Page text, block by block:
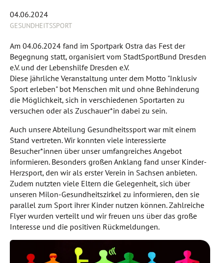
04.06.2024
GESUNDHEITSSPORT
Am 04.06.2024 fand im Sportpark Ostra das Fest der
Begegnung statt, organisiert vom StadtSportBund Dresden
e.V. und der Lebenshilfe Dresden e.V.
Diese jährliche Veranstaltung unter dem Motto "Inklusiv
Sport erleben" bot Menschen mit und ohne Behinderung
die Möglichkeit, sich in verschiedenen Sportarten zu
versuchen oder als Zuschauer*in dabei zu sein.
Auch unsere Abteilung Gesundheitssport war mit einem
Stand vertreten. Wir konnten viele interessierte
Besucher*innen über unser umfangreiches Angebot
informieren. Besonders großen Anklang fand unser Kinder-
Herzsport, den wir als erster Verein in Sachsen anbieten.
Zudem nutzten viele Eltern die Gelegenheit, sich über
unseren Milon-Gesundheitszirkel zu informieren, den sie
parallel zum Sport ihrer Kinder nutzen können. Zahlreiche
Flyer wurden verteilt und wir freuen uns über das große
Interesse und die positiven Rückmeldungen.